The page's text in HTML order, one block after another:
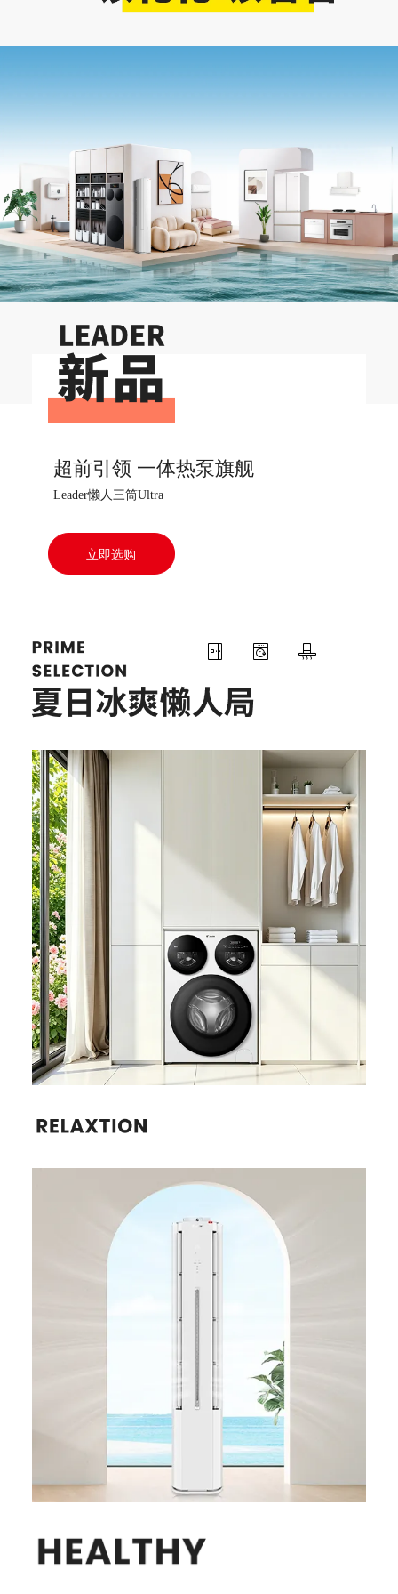
超前引领 一体热泵旗舰
Leader懒人三筒Ultra
立即选购